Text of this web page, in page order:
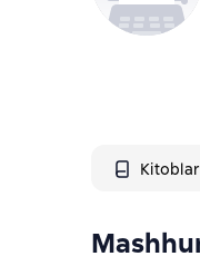
Kitoblar